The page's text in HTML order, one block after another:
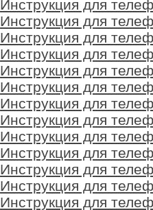
Инструкция для
Инструкция для
Инструкция для
Инструкция для
Инструкция для
Инструкция для
Инструкция для
Инструкция для
Инструкция для
Инструкция для
Инструкция для
Инструкция для
Инструкция для